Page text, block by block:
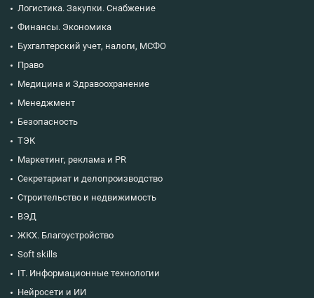
Логистика. Закупки. Снабжение
Финансы. Экономика
Бухгалтерский учет, налоги, МСФО
Право
Медицина и Здравоохранение
Менеджмент
Безопасность
ТЭК
Маркетинг, реклама и PR
Секретариат и делопроизводство
Строительство и недвижимость
ВЭД
ЖКХ. Благоустройство
Soft skills
IT. Информационные технологии
Нейросети и ИИ